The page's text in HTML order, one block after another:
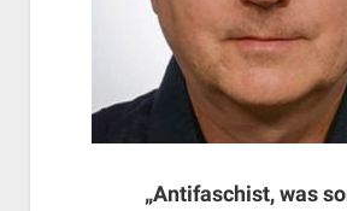
„Antifaschist, was